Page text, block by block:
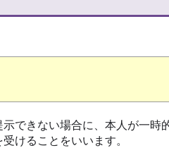
できない場合に、本人が一時
けることをいいます。